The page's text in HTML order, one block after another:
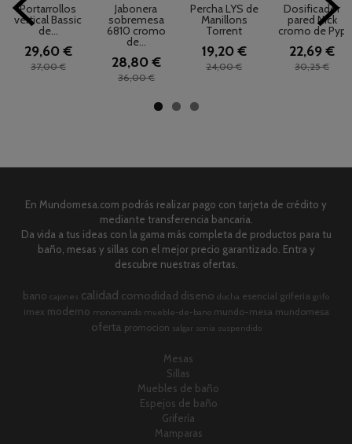
Portarrollos
vertical Bassic
de...
29,60 €
37,00 €
Jabonera
sobremesa
6810 cromo
de...
28,80 €
36,00 €
Percha LYS de
Manillons
Torrent
19,20 €
24,00 €
Dosificador
pared Nick
cromo de Pyp
22,69 €
30,25 €
En Mundomesa.com podrás realizar pago con tarjeta de crédito y
mediante transferencia bancaria.
Da vida a tus ideas con la gama más completa de productos para tu
baño, mesas y sillas con el mejor precio garantizado. Entra y
descubre nuestras ofertas.
bano cajones calidad comodidad diseno ducha esencial griferia grifo
imex moderno monomando mueble-de-bano mundo-mesa mundomesa
oferta promocion salgar sonia suspendido
Mesas
Sillas
Muebles de baño
Espejos de baño
Grifería
Mamparas